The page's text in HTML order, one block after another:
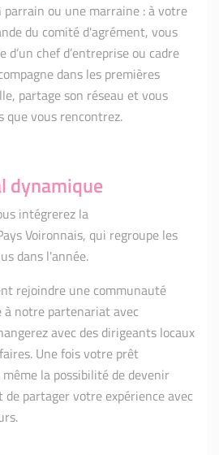
ou une marraine : à votre
du comité d'agrément, vous
d’un chef d’entreprise ou cadre
dans les premières
partage son réseau et vous
que vous rencontrez.
dynamique
intégrerez la
Voironnais, qui regroupe les
dans l'année.
rejoindre une communauté
à notre partenariat avec
avec des dirigeants locaux
Une fois votre prêt
la possibilité de devenir
partager votre expérience avec